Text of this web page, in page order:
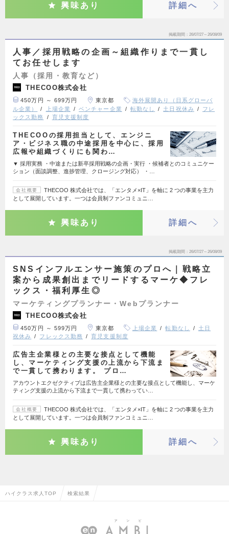
興味あり 詳細へ
掲載期間 26/07/27～26/08/09
人事／採用戦略の企画～組織作りまで一貫し
てお任せします
人事（採用・教育など）
THECOO株式会社
450万円 ～ 699万円 東京都
海外展開あり（日系グローバ
ル企業）
上場企業 ベンチャー企業 転勤なし 土日祝休み
フレ
ックス勤務
育児支援制度
THECOOの採用担当として、エンジニ
ア・ビジネス職の中途採用を中心に、採用
広報や組織づくりにも関わ…
▼ 採用実務 ・中途または新卒採用戦略の企画・実行 ・候補者とのコミュニケー
ション（面談調整、進捗管理、クロージング対応） ・…
会社概要
THECOO 株式会社では、「エンタメ×IT」を軸に 2 つの事業を主力
として展開しています。一つは会員制ファンコミュニ…
興味あり 詳細へ
掲載期間 26/07/27～26/08/09
SNSインフルエンサー施策のプロへ｜戦略立
案から成果創出までリードするマーケ◆フレ
ックス・福利厚生◎
マーケティングプランナー・Webプランナー
THECOO株式会社
450万円 ～ 599万円 東京都 上場企業 転勤なし
土日
祝休み
フレックス勤務 育児支援制度
広告主企業様との主要な接点として機能
し、マーケティング支援の上流から下流ま
で一貫して携わります。 プロ…
アカウントエクゼクティブは広告主企業様との主要な接点として機能し、マーケ
ティング支援の上流から下流まで一貫して携わってい…
会社概要
THECOO 株式会社では、「エンタメ×IT」を軸に 2 つの事業を主力
として展開しています。一つは会員制ファンコミュニ…
興味あり 詳細へ
ハイクラス求人TOP 検索結果